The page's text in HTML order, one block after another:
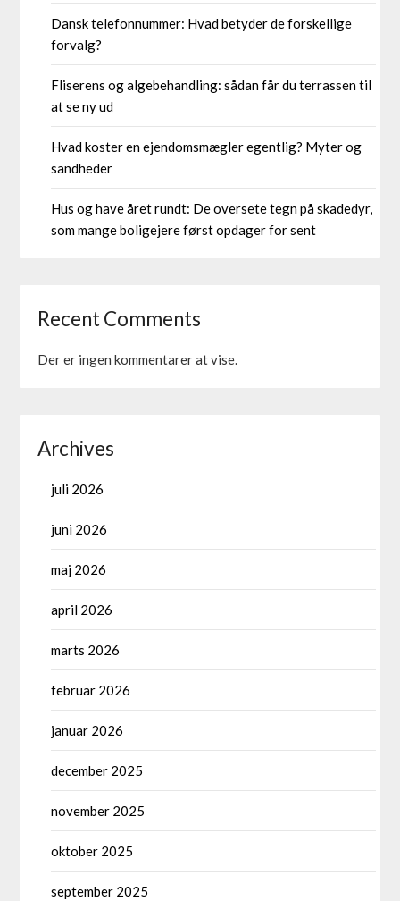
Dansk telefonnummer: Hvad betyder de forskellige
forvalg?
Fliserens og algebehandling: sådan får du terrassen til
at se ny ud
Hvad koster en ejendomsmægler egentlig? Myter og
sandheder
Hus og have året rundt: De oversete tegn på skadedyr,
som mange boligejere først opdager for sent
Recent Comments
Der er ingen kommentarer at vise.
Archives
juli 2026
juni 2026
maj 2026
april 2026
marts 2026
februar 2026
januar 2026
december 2025
november 2025
oktober 2025
september 2025